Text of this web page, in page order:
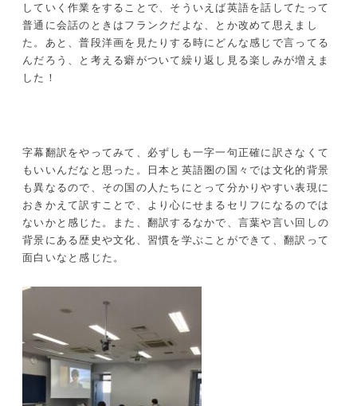
していく作業をすることで、そういえば英語を話してたって
普通に会話のときはフランクだよな、とか改めて思えまし
た。あと、普段洋画を見たりする時にどんな感じで言ってる
んだろう、と考える癖がついて繰り返し見る楽しみが増えま
した！
字幕翻訳をやってみて、必ずしも一字一句正確に訳さなくて
もいいんだなと思った。日本と英語圏の国々では文化的背景
も異なるので、その国の人たちにとって分かりやすい表現に
おきかえて訳すことで、より心にせまるセリフになるのでは
ないかと感じた。また、翻訳するなかで、言葉や言い回しの
背景にある歴史や文化、習慣を学ぶことができて、翻訳って
面白いなと感じた。